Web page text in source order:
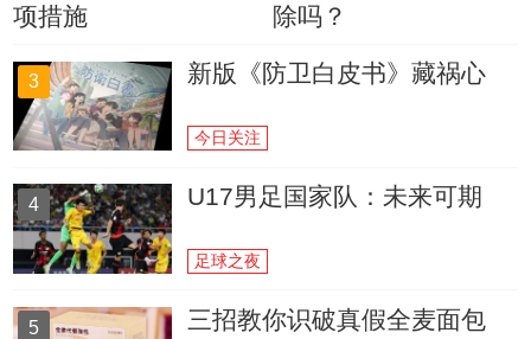
项措施
除吗？
3 新版《防卫白皮书》藏祸心
今日关注
4 U17男足国家队：未来可期
足球之夜
5 三招教你识破真假全麦面包